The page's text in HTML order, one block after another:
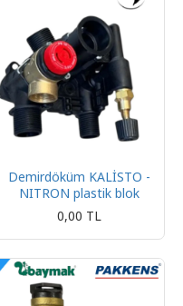
Demirdöküm KALİSTO -
NITRON plastik blok
0,00 TL